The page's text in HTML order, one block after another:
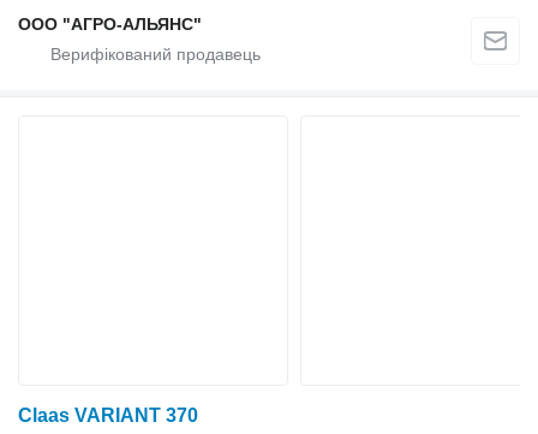
ООО "АГРО-АЛЬЯНС"
Claas VARIANT 370